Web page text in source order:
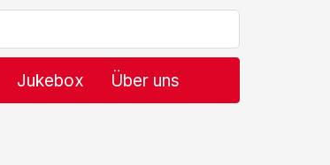
Jukebox Über uns